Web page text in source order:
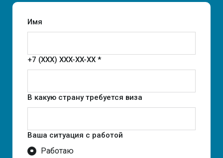
Имя
+7 (XXX) XXX-XX-XX *
В какую страну требуется виза
Ваша ситуация с работой
Работаю